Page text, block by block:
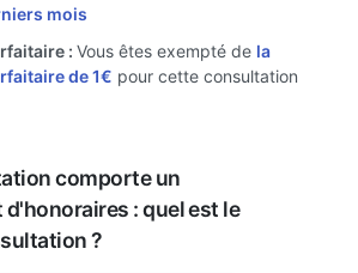
mois
: Vous êtes exempté de la
de 1€ pour cette consultation
comporte un
: quel est le
?